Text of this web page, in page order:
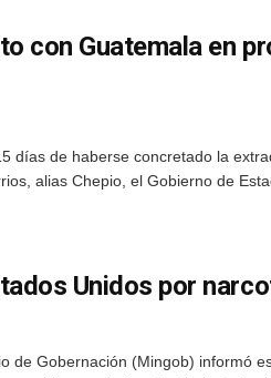
con Guatemala en
días de haberse concretado la
alias Chepio, el Gobierno de
Unidos por
de Gobernación (Mingob) informó